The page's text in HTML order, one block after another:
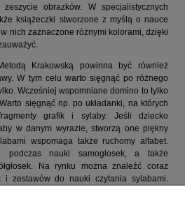
obrazków. W specjalistycznych
książeczki stworzone z myślą o nauce
nich zaznaczone różnymi kolorami, dzięki
Krakowską powinna być również
W tym celu warto sięgnąć po różnego
Wcześniej wspomniane domino to tylko
sięgnąć np. po układanki, na których
grafik i sylaby. Jeśli dziecko
w danym wyrazie, stworzą one piękny
wspomaga także ruchomy alfabet.
nauki samogłosek, a także
Na rynku można znaleźć coraz
i zestawów do nauki czytania sylabami.